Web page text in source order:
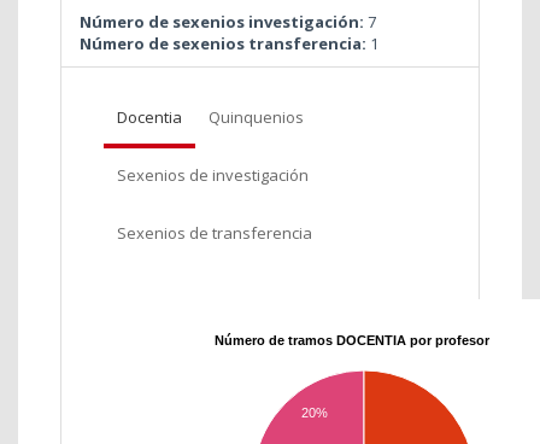
Número de sexenios investigación: 7
Número de sexenios transferencia: 1
Docentia Quinquenios
Sexenios de investigación
Sexenios de transferencia
Número de tramos DOCENTIA por profesor
20%